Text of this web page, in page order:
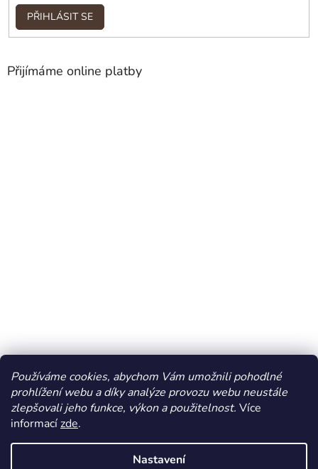
Používáme cookies, abychom Vám umožnili pohodlné
prohlížení webu a díky analýze provozu webu neustále
zlepšovali jeho funkce, výkon a použitelnost. Více
informacízde.
Nastavení
PŘIHLÁSIT SE
Přijímáme online platby